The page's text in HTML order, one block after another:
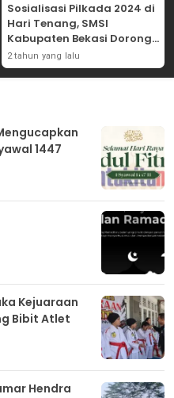
Sosialisasi Pilkada 2024 di
Hari Tenang, SMSI
Kabupaten Bekasi Dorong
Angka Partisipasi
Masyarakat
2 tahun yang lalu
1447
Kejuaraan
Bibit Atlet
Hendra